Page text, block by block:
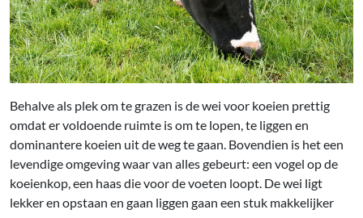
Behalve als plek om te grazen is de wei voor koeien prettig
omdat er voldoende ruimte is om te lopen, te liggen en
dominantere koeien uit de weg te gaan. Bovendien is het een
levendige omgeving waar van alles gebeurt: een vogel op de
koeienkop, een haas die voor de voeten loopt. De wei ligt
lekker en opstaan en gaan liggen gaan een stuk makkelijker